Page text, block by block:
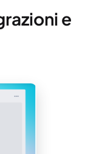
e